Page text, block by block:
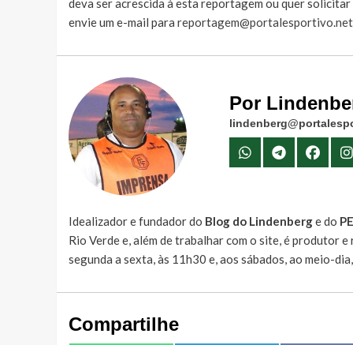
deva ser acrescida à esta reportagem ou quer
envie um e-mail para reportagem@portalesportivo.net
Por
Idealizador e fundador do Blog do Lindenberge do PE
Rio Verde e, além de trabalhar com o site, é produtor
segunda a sexta, às 11h30 e, aos sábados, ao meio-
Compartilhe